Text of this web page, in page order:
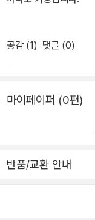
공감 (1) 댓글 (0)
마이페이퍼 (0편)
반품/교환 안내